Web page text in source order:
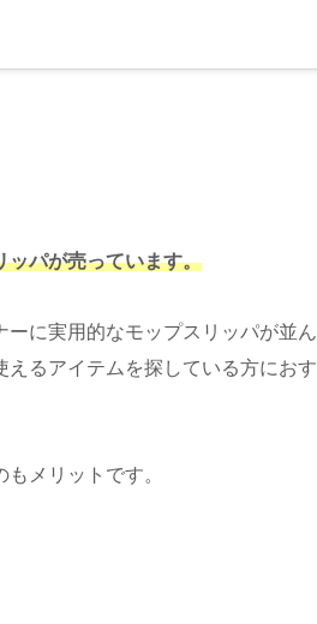
ッパが売っています。
に実用的なモップスリッパが並ん
るアイテムを探している方におす
メリットです。